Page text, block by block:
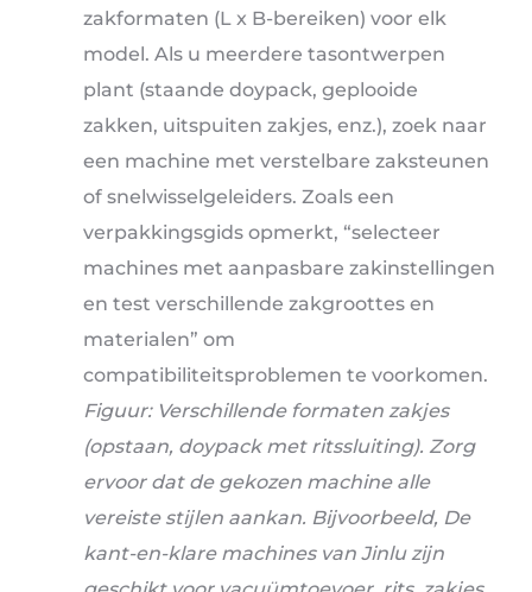
zakformaten (L x B-bereiken) voor elk
model. Als u meerdere tasontwerpen
plant (staande doypack, geplooide
zakken, uitspuiten zakjes, enz.), zoek naar
een machine met verstelbare zaksteunen
of snelwisselgeleiders. Zoals een
verpakkingsgids opmerkt, “selecteer
machines met aanpasbare zakinstellingen
en test verschillende zakgroottes en
materialen” om
compatibiliteitsproblemen te voorkomen.
Figuur: Verschillende formaten zakjes
(opstaan, doypack met ritssluiting). Zorg
ervoor dat de gekozen machine alle
vereiste stijlen aankan. Bijvoorbeeld, De
kant-en-klare machines van Jinlu zijn